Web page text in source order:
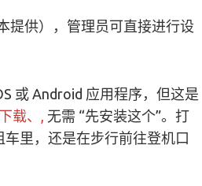
提供），管理员可直接进行设
或 Android 应用程序，但这是
载、, 无需 “先安装这个”。打
里，还是在步行前往登机口